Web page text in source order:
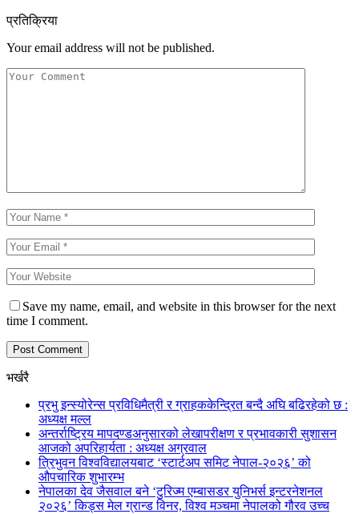
प्रतिक्रिया
Your email address will not be published.
Save my name, email, and website in this browser for the next
time I comment.
भर्खरै
प्रभु इन्स्योरेन्स प्रविधिमैत्री र ग्राहककेन्द्रित बन्दै अघि बढिरहेको छ :
अध्यक्ष मल्ल
अन्तर्राष्ट्रिय मापदण्डअनुसारको लेखापरीक्षण र प्रभावकारी सुशासन
आजको अपरिहार्यता : अध्यक्ष अग्रवाल
त्रिभुवन विश्वविद्यालयबाट ‘स्टार्टअप समिट नेपाल-२०२६’ को
औपचारिक शुभारम्भ
नेपालका देव जैसवाल बने ‘टुरिज्म एम्बासडर युनिभर्स इन्टरनेशनल
२०२६’ किड्स मेल ग्रान्ड विनर, विश्व मञ्चमा नेपालको गौरव उच्च